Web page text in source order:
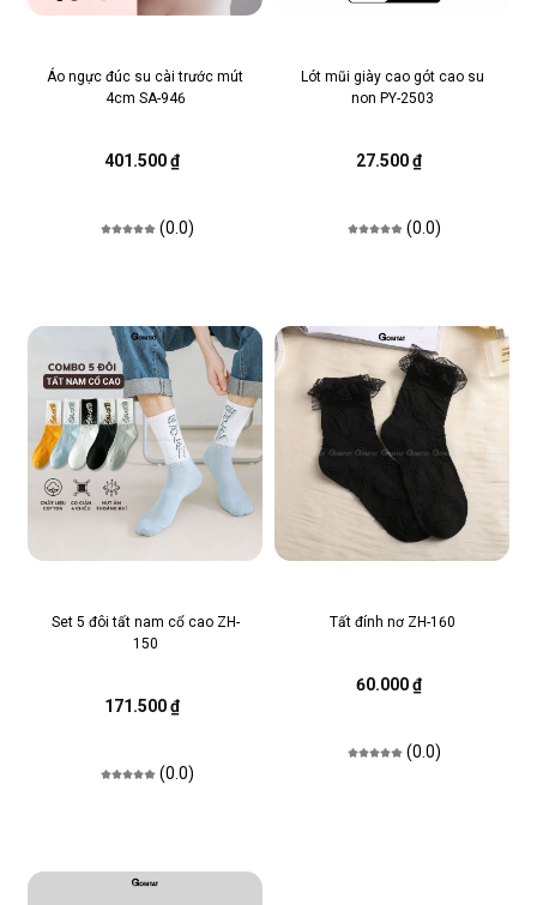
Áo ngực đúc su cài trước mút
4cm SA-946
401.500 ₫
(0.0)
Lót mũi giày cao gót cao su
non PY-2503
27.500 ₫
(0.0)
Set 5 đôi tất nam cổ cao ZH-
150
171.500 ₫
(0.0)
Tất đính nơ ZH-160
60.000 ₫
(0.0)